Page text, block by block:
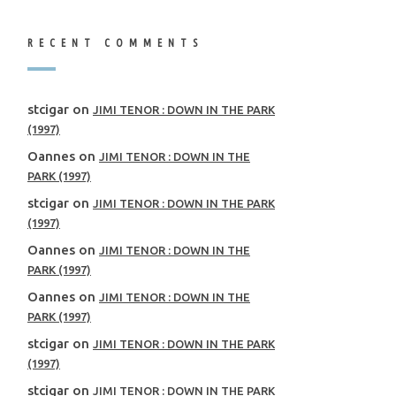
RECENT COMMENTS
stcigar on
JIMI TENOR : DOWN IN THE PARK
(1997)
Oannes on
JIMI TENOR : DOWN IN THE
PARK (1997)
stcigar on
JIMI TENOR : DOWN IN THE PARK
(1997)
Oannes on
JIMI TENOR : DOWN IN THE
PARK (1997)
Oannes on
JIMI TENOR : DOWN IN THE
PARK (1997)
stcigar on
JIMI TENOR : DOWN IN THE PARK
(1997)
stcigar on JIMI TENOR : DOWN IN THE PARK